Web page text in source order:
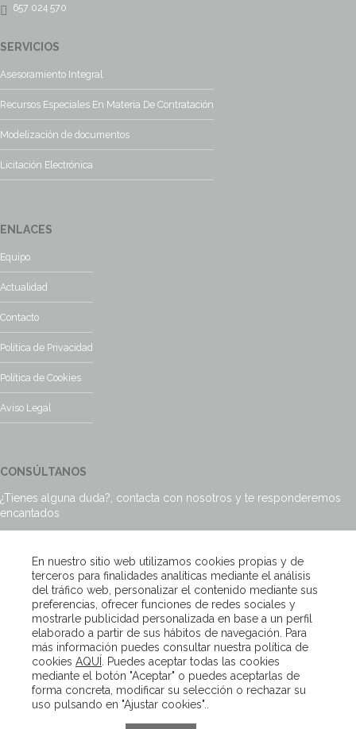
657 024 570
SERVICIOS
Asesoramiento Integral
Recursos Especiales En Materia De Contratación
Modelización de documentos
Licitación Electrónica
ENLACES
Equipo
Actualidad
Contacto
Política de Privacidad
Política de Cookies
Aviso Legal
CONSÚLTANOS
¿Tienes alguna duda?, contacta con nosotros y te responderemos
encantados
Escríbenos
Copyright – Van Beveren 2020
En nuestro sitio web utilizamos cookies propias y de
terceros para finalidades analíticas mediante el análisis
del tráfico web, personalizar el contenido mediante sus
preferencias, ofrecer funciones de redes sociales y
mostrarle publicidad personalizada en base a un perfil
elaborado a partir de sus hábitos de navegación. Para
más información puedes consultar nuestra política de
cookies AQUÍ
. Puedes aceptar todas las cookies
mediante el botón "Aceptar" o puedes aceptarlas de
forma concreta, modificar su selección o rechazar su
uso pulsando en "Ajustar cookies"..